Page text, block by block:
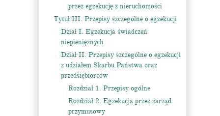
przez egzekucję z nieruchomości
Tytuł III. Przepisy szczególne o egzekucji
Dział I. Egzekucja świadczeń
niepieniężnych
Dział II. Przepisy szczególne o egzekucji
z udziałem Skarbu Państwa oraz
przedsiębiorców
Rozdział 1. Przepisy ogólne
Rozdział 2. Egzekucja przez zarząd
przymusowy